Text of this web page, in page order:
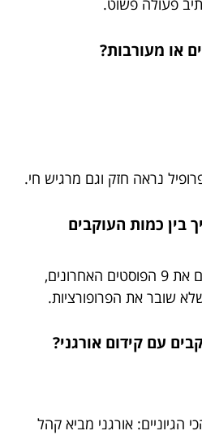
פעולה פשוט.
או מעורבות?
נראה חזק וגם מרגיש חי.
בין כמות העוקבים
מעלים תוכן עקבי, משפרים את 9 הפוסטים האחרונים,
שובר את הפרופורציות.
עם קידום אורגני?
הגיוניים: אורגני מביא קהל